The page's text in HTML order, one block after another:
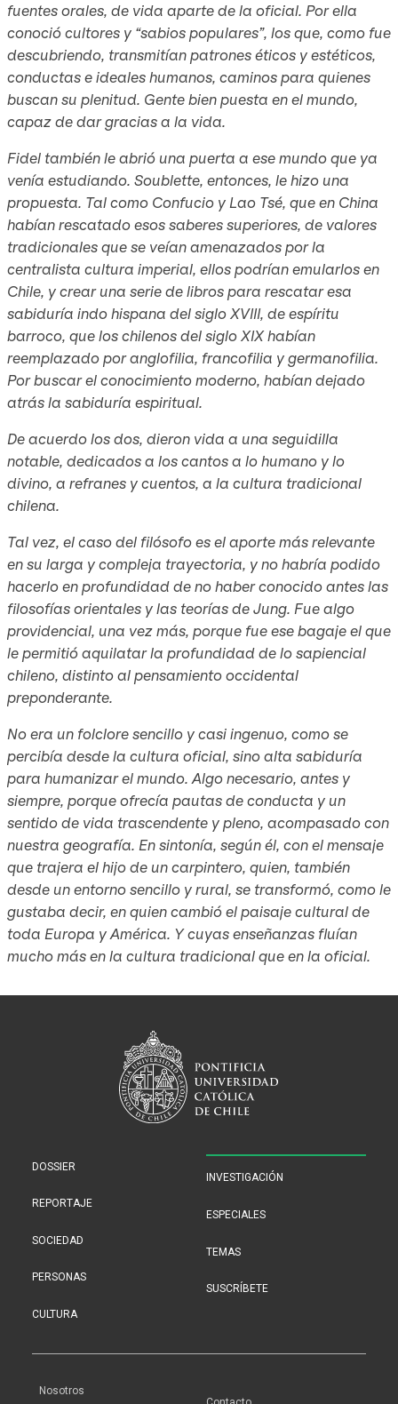
fuentes orales, de vida aparte de la oficial. Por ella
conoció cultores y “sabios populares”, los que, como fue
descubriendo, transmitían patrones éticos y estéticos,
conductas e ideales humanos, caminos para quienes
buscan su plenitud. Gente bien puesta en el mundo,
capaz de dar gracias a la vida.
Fidel también le abrió una puerta a ese mundo que ya
venía estudiando. Soublette, entonces, le hizo una
propuesta. Tal como Confucio y Lao Tsé, que en China
habían rescatado esos saberes superiores, de valores
tradicionales que se veían amenazados por la
centralista cultura imperial, ellos podrían emularlos en
Chile, y crear una serie de libros para rescatar esa
sabiduría indo hispana del siglo XVIII, de espíritu
barroco, que los chilenos del siglo XIX habían
reemplazado por anglofilia, francofilia y germanofilia.
Por buscar el conocimiento moderno, habían dejado
atrás la sabiduría espiritual.
De acuerdo los dos, dieron vida a una seguidilla
notable, dedicados a los cantos a lo humano y lo
divino, a refranes y cuentos, a la cultura tradicional
chilena.
Tal vez, el caso del filósofo es el aporte más relevante
en su larga y compleja trayectoria, y no habría podido
hacerlo en profundidad de no haber conocido antes las
filosofías orientales y las teorías de Jung. Fue algo
providencial, una vez más, porque fue ese bagaje el que
le permitió aquilatar la profundidad de lo sapiencial
chileno, distinto al pensamiento occidental
preponderante.
No era un folclore sencillo y casi ingenuo, como se
percibía desde la cultura oficial, sino alta sabiduría
para humanizar el mundo. Algo necesario, antes y
siempre, porque ofrecía pautas de conducta y un
sentido de vida trascendente y pleno, acompasado con
nuestra geografía. En sintonía, según él, con el mensaje
que trajera el hijo de un carpintero, quien, también
desde un entorno sencillo y rural, se transformó, como le
gustaba decir, en quien cambió el paisaje cultural de
toda Europa y América. Y cuyas enseñanzas fluían
mucho más en la cultura tradicional que en la oficial.
DOSSIER
REPORTAJE
SOCIEDAD
PERSONAS
CULTURA
INVESTIGACIÓN
ESPECIALES
TEMAS
SUSCRÍBETE
Nosotros